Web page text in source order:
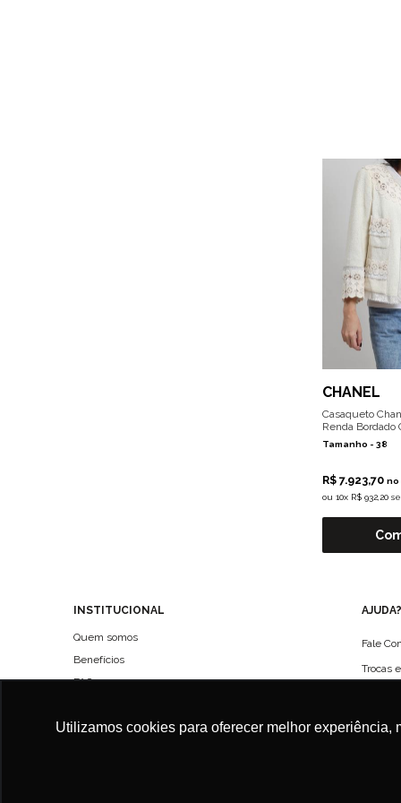
Utilizamos cookies para oferecer melhor
CHANEL
Casaqueto
Renda
Tamanho - 38
R$ 7.923,70 no
ou 10x R$ 932,20
INSTITUCIONAL
Quem somos
Benefícios
FAQ
Política de Privacidade
AJUDA?
Fale
Trocas